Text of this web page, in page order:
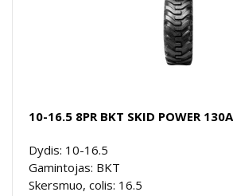
10-16.5 8PR BKT SKID POWER
Dydis: 10-16.5
Gamintojas: BKT
Skersmuo, colis: 16.5